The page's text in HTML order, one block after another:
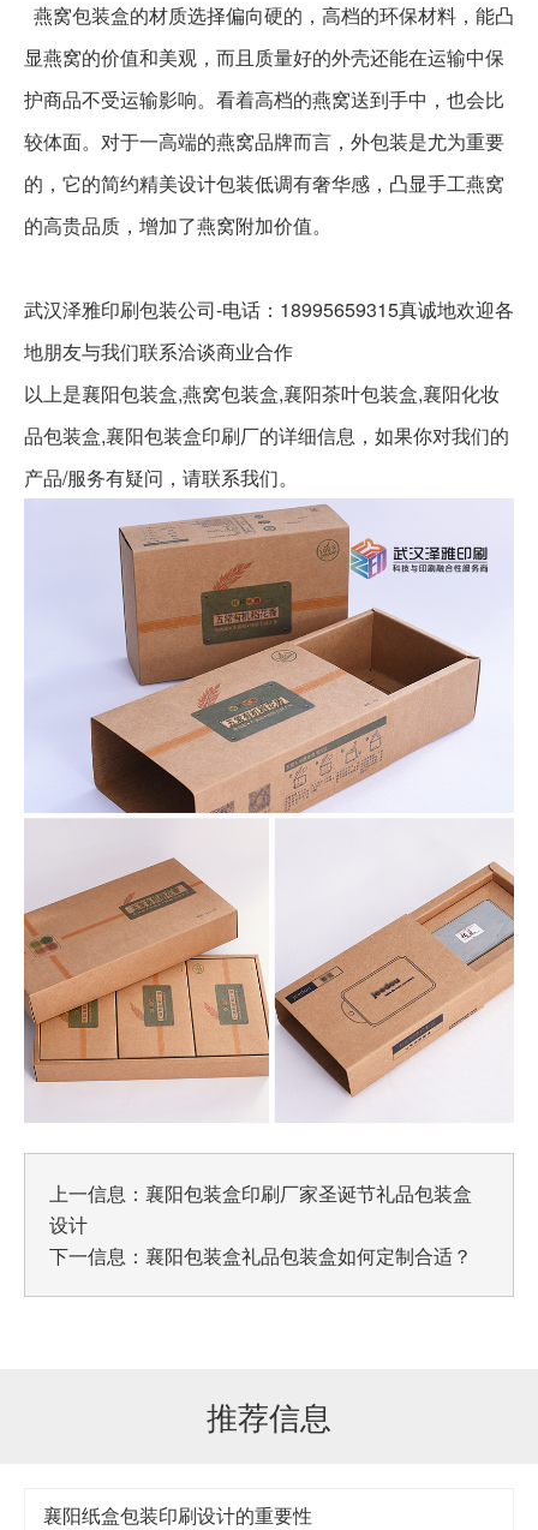
燕窝包装盒的材质选择偏向硬的，高档的环保材料，能凸
显燕窝的价值和美观，而且质量好的外壳还能在运输中保
护商品不受运输影响。看着高档的燕窝送到手中，也会比
较体面。对于一高端的燕窝品牌而言，外包装是尤为重要
的，它的简约精美设计包装低调有奢华感，凸显手工燕窝
的高贵品质，增加了燕窝附加价值。
武汉泽雅印刷包装公司-电话：18995659315真诚地欢迎各
地朋友与我们联系洽谈商业合作
以上是襄阳包装盒,燕窝包装盒,襄阳茶叶包装盒,襄阳化妆
品包装盒,襄阳包装盒印刷厂的详细信息，如果你对我们的
产品/服务有疑问，请联系我们。
上一信息： 襄阳包装盒印刷厂家圣诞节礼品包装盒
设计
下一信息： 襄阳包装盒礼品包装盒如何定制合适？
推荐信息
襄阳纸盒包装印刷设计的重要性